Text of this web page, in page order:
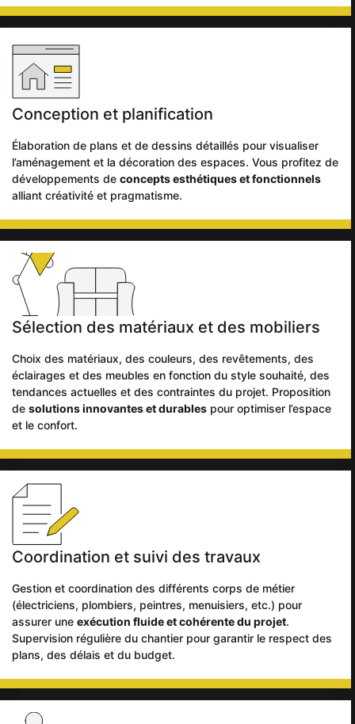
Conception et planification
Élaboration de plans et de dessins détaillés pour visualiser
l’aménagement et la décoration des espaces. Vous profitez de
développements de concepts esthétiques et fonctionnels
alliant créativité et pragmatisme.
Sélection des matériaux et des mobiliers
Choix des matériaux, des couleurs, des revêtements, des
éclairages et des meubles en fonction du style souhaité, des
tendances actuelles et des contraintes du projet. Proposition
de solutions innovantes et durables pour optimiser l’espace
et le confort.
Coordination et suivi des travaux
Gestion et coordination des différents corps de métier
(électriciens, plombiers, peintres, menuisiers, etc.) pour
assurer une exécution fluide et cohérente du projet.
Supervision régulière du chantier pour garantir le respect des
plans, des délais et du budget.